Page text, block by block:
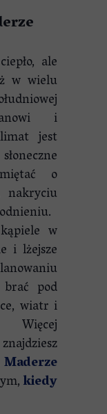
ale
w wielu
i
jest
o
nakryciu
w
i lżejsze
pod
wiatr i
kiedy